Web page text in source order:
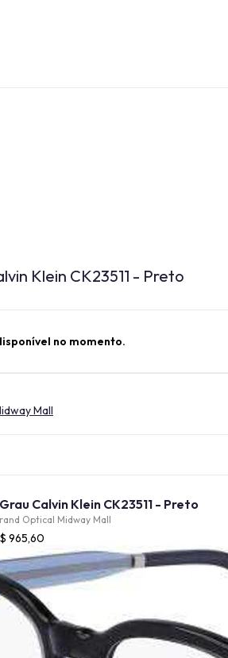
Klein CK23511 - Preto
no momento.
Mall
Óculos de Grau Calvin Klein CK23511 - Preto
Optical Midway Mall
965,60